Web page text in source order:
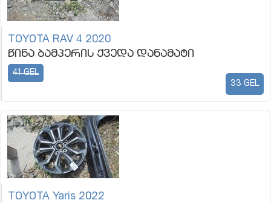
TOYOTA RAV 4 2020
წინა ბამპერის ქვედა დანამატი
41 GEL
33 GEL
TOYOTA Yaris 2022